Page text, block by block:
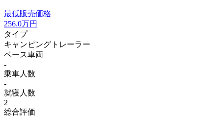
最低販売価格
256.0万円
タイプ
キャンピングトレーラー
ベース車両
-
乗車人数
-
就寝人数
2
総合評価